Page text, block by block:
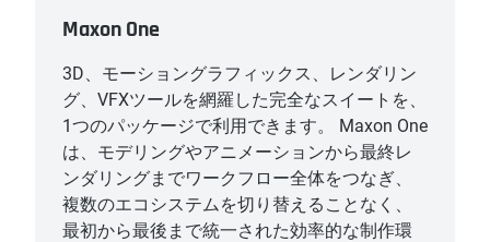
Maxon One
3D、モーショングラフィックス、レンダリン
グ、VFXツールを網羅した完全なスイートを、
1つのパッケージで利用できます。 Maxon One
は、モデリングやアニメーションから最終レ
ンダリングまでワークフロー全体をつなぎ、
複数のエコシステムを切り替えることなく、
最初から最後まで統一された効率的な制作環